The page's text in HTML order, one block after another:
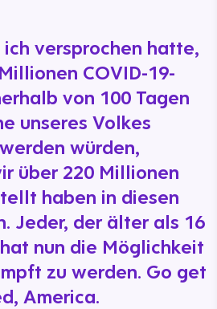
ich versprochen hatte,
COVID-19-
von 100 Tagen
unseres Volkes
würden,
über 220 Millionen
haben in diesen
Jeder, der älter als 16
nun die Möglichkeit
zu werden. Go get
America.